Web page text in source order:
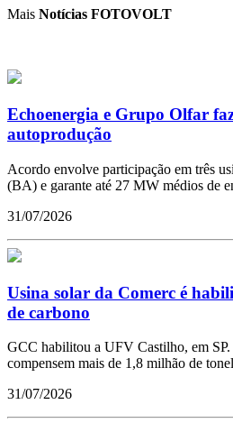
Mais Notícias FOTOVOLT
Echoenergia e Grupo Olfar
autoprodução
Acordo envolve participação em três
(BA) e garante até 27 MW médios de
31/07/2026
Usina solar da Comerc é
de carbono
GCC habilitou a UFV Castilho, em
compensem mais de 1,8 milhão de
31/07/2026